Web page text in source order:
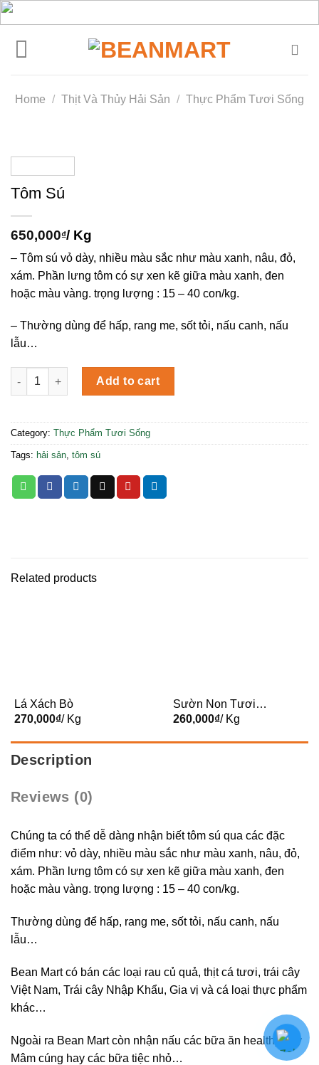
Skip
to
content
Home / Thịt Và Thủy Hải Sản / Thực Phẩm Tươi Sống
Tôm Sú
650,000₫/ Kg
– Tôm sú vỏ dày, nhiều màu sắc như màu xanh, nâu, đỏ,
xám. Phần lưng tôm có sự xen kẽ giữa màu xanh, đen
hoặc màu vàng. trọng lượng : 15 – 40 con/kg.
– Thường dùng để hấp, rang me, sốt tỏi, nấu canh, nấu
lẫu…
Tôm Sú quantity
Add to cart
Category: Thực Phẩm Tươi Sống
Tags: hải sản, tôm sú
Related products
Lá Xách Bò
270,000₫/ Kg
Sườn Non Tươi
Ngon Babi HAGL
260,000₫/ Kg
Description
Reviews (0)
Chúng ta có thể dễ dàng nhận biết tôm sú qua các đặc
điểm như: vỏ dày, nhiều màu sắc như màu xanh, nâu, đỏ,
xám. Phần lưng tôm có sự xen kẽ giữa màu xanh, đen
hoặc màu vàng. trọng lượng : 15 – 40 con/kg.
Thường dùng để hấp, rang me, sốt tỏi, nấu canh, nấu
lẫu…
Bean Mart có bán các loại rau củ quả, thịt cá tươi, trái cây
Việt Nam, Trái cây Nhập Khẩu, Gia vị và cá loại thực phẩm
khác…
Ngoài ra Bean Mart còn nhận nấu các bữa ăn healthy hay
Mâm cúng hay các bữa tiệc nhỏ…